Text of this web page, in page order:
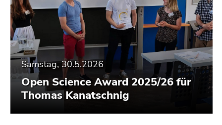
Samstag, 30.5.2026
Open Science Award 2025/26 für
Thomas Kanatschnig